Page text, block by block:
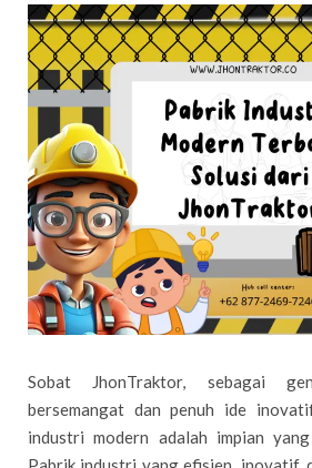
Sobat JhonTraktor, sebagai
bersemangat dan penuh ide
industri modern adalah impian